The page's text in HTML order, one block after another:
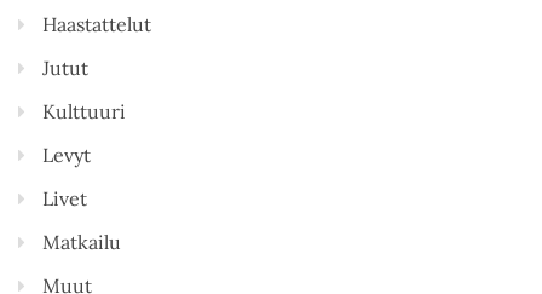
Haastattelut
Jutut
Kulttuuri
Levyt
Livet
Matkailu
Muut